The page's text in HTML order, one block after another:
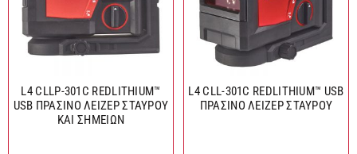
L4 CLLP-301C REDLITHIUM™
USB ΠΡΑΣΙΝΟ ΛΕΙΖΕΡ ΣΤΑΥΡΟΥ
ΚΑΙ ΣΗΜΕΙΩΝ
L4 CLL-301C REDLITHIUM™ USB
ΠΡΑΣΙΝΟ ΛΕΙΖΕΡ ΣΤΑΥΡΟΥ